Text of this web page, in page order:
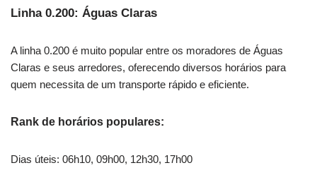
Linha 0.200: Águas Claras
A linha 0.200 é muito popular entre os moradores de Águas
Claras e seus arredores, oferecendo diversos horários para
quem necessita de um transporte rápido e eficiente.
Rank de horários populares:
Dias úteis: 06h10, 09h00, 12h30, 17h00